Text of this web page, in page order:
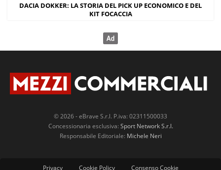
DACIA DOKKER: LA STORIA DEL PICK UP ECONOMICO E DEL
KIT FOCACCIA
© 2026 - eBrave S.r.l. P.iva: 02311500033
Concessionaria esclusiva: Sport Network S.r.l.
Responsabile Editoriale: Michele Neri
Privacy Cookie Policy Consenso Cookie